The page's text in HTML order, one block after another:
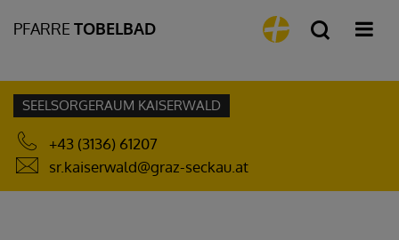
PFARRE TOBELBAD
SEELSORGERAUM KAISERWALD
+43 (3136) 61207
sr.kaiserwald@graz-seckau.at